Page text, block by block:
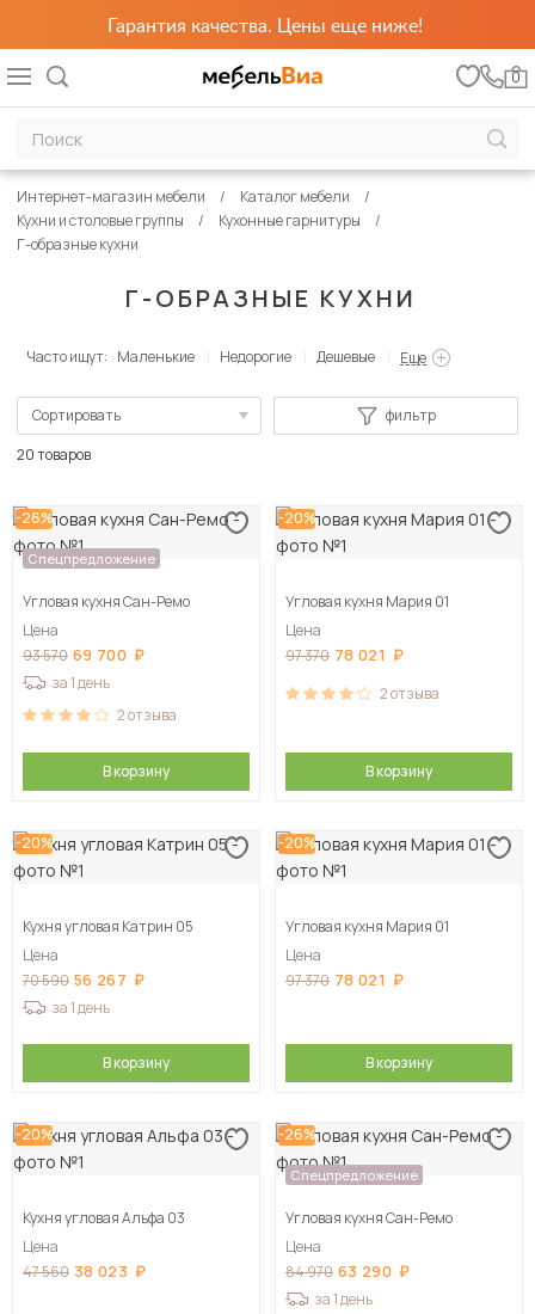
Гарантия качества. Цены еще ниже!
0
Г-ОБРАЗНЫЕ КУХНИ
Интернет-магазин мебели
Каталог мебели
Кухни и столовые группы
Кухонные гарнитуры
Г-образные кухни
Часто ищут: Маленькие Недорогие Дешевые Еще
Сортировать
Сначала дорогие
фильтр
20 товаров
-26%
Спецпредложение
Угловая кухня Сан-Ремо
Цена
93 570 69 700
за 1 день
2отзыва
В корзину
-20%
Угловая кухня Мария 01
Цена
97 370 78 021
2отзыва
В корзину
-20%
Кухня угловая Катрин 05
Цена
70 590 56 267
за 1 день
В корзину
-20%
Угловая кухня Мария 01
Цена
97 370 78 021
В корзину
-20%
Кухня угловая Альфа 03
Цена
47 560 38 023
-26%
Спецпредложение
Угловая кухня Сан-Ремо
Цена
84 970 63 290
за 1 день